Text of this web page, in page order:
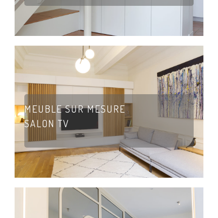
MEUBLE SUR MESURE
SALON TV